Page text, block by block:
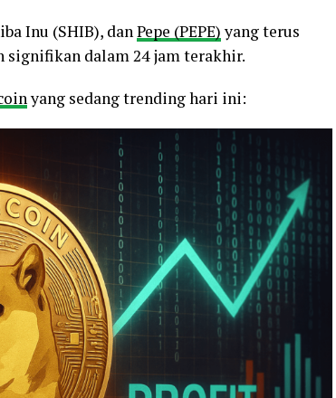
Inu (SHIB), danPepe (PEPE)yang terus
dalam 24 jam terakhir.
yang sedang trending hari ini: